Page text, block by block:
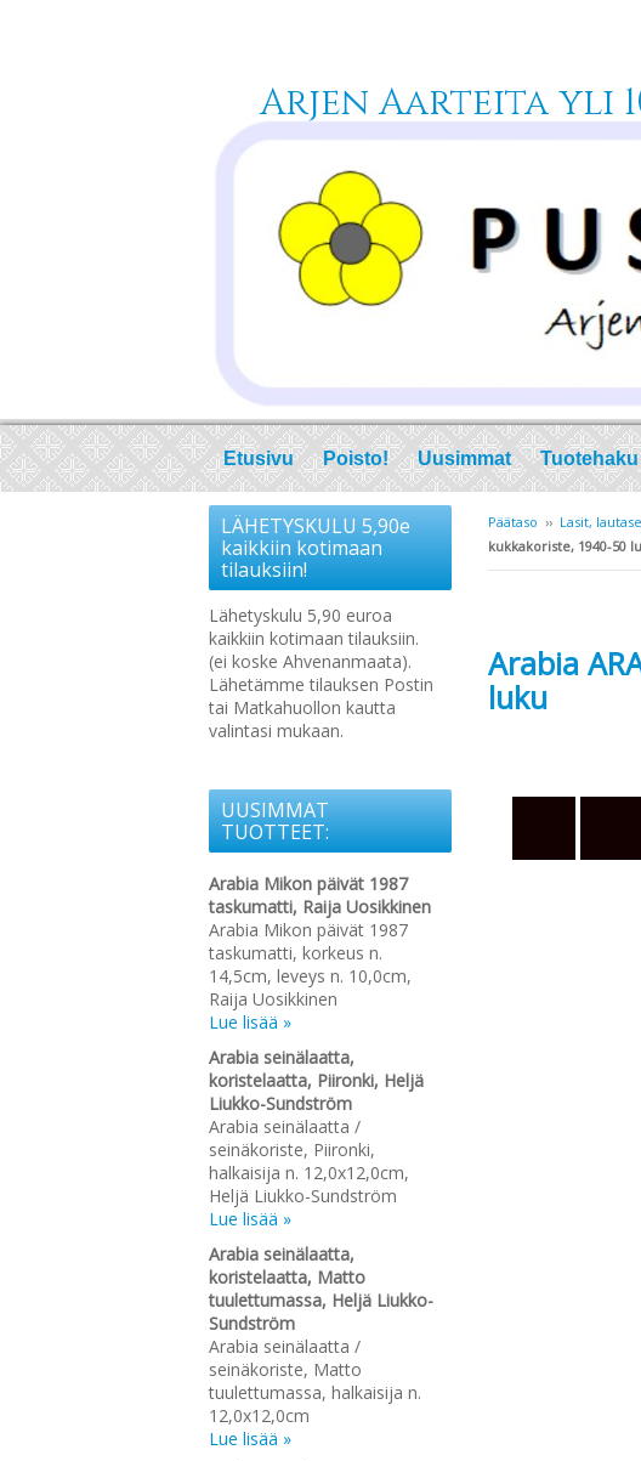
Arjen Aarteita yli
Etusivu Poisto! Uusimmat Tuotehaku
Päätaso ›› Lasit,
kukkakoriste, 1940-50
Arabia
luku
LÄHETYSKULU 5,90e
kaikkiin kotimaan
tilauksiin!
Lähetyskulu 5,90 euroa
kaikkiin kotimaan tilauksiin.
(ei koske Ahvenanmaata).
Lähetämme tilauksen Postin
tai Matkahuollon kautta
valintasi mukaan.
UUSIMMAT
TUOTTEET:
Arabia Mikon päivät 1987
taskumatti, Raija Uosikkinen
Arabia Mikon päivät 1987
taskumatti, korkeus n.
14,5cm, leveys n. 10,0cm,
Raija Uosikkinen
Lue lisää »
Arabia seinälaatta,
koristelaatta, Piironki, Heljä
Liukko-Sundström
Arabia seinälaatta /
seinäkoriste, Piironki,
halkaisija n. 12,0x12,0cm,
Heljä Liukko-Sundström
Lue lisää »
Arabia seinälaatta,
koristelaatta, Matto
tuulettumassa, Heljä Liukko-
Sundström
Arabia seinälaatta /
seinäkoriste, Matto
tuulettumassa, halkaisija n.
12,0x12,0cm
Lue lisää »